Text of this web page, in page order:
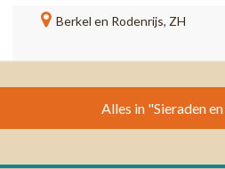
Berkel en Rodenrijs, ZH
Alles in "Sieraden en